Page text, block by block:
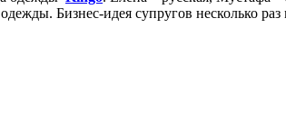
Бизнес-идея супругов несколько